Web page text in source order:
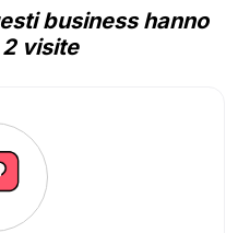
business hanno
visite